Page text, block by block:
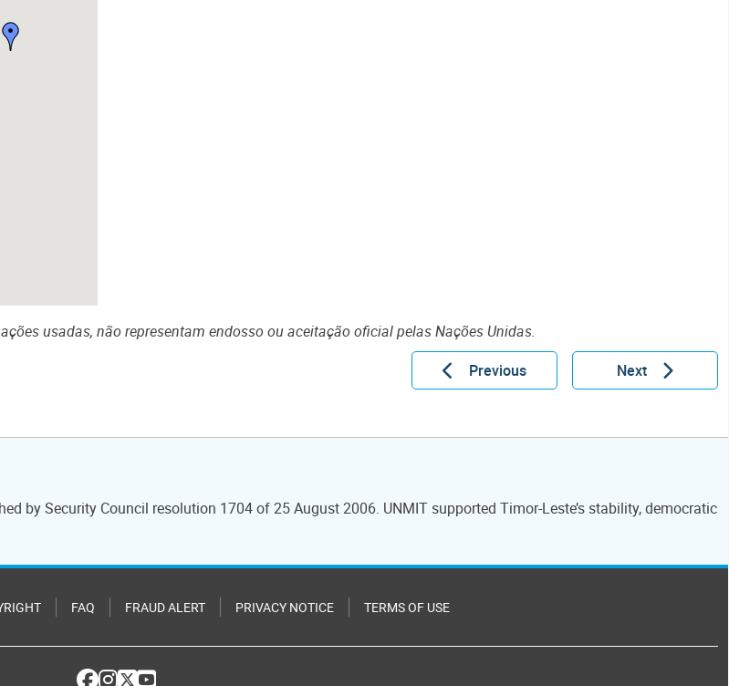
usadas, não representam endosso ou aceitação oficial pelas Nações Unidas.
Previous Next
by Security Council resolution 1704 of 25 August 2006. UNMIT supported Timor-Leste’s stability, democratic
FAQ FRAUD ALERT PRIVACY NOTICE TERMS OF USE